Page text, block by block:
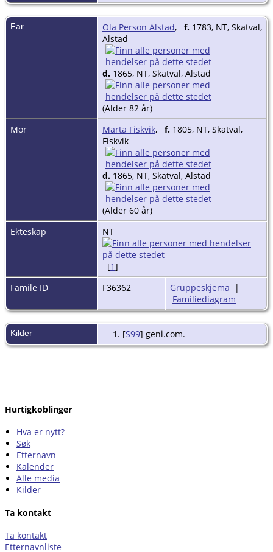
Far Ola Person Alstad, f. 1783, NT, Skatval,
Alstad
d. 1865, NT, Skatval, Alstad
(Alder 82 år)
Mor
Marta Fiskvik, f. 1805, NT, Skatval,
Fiskvik
d. 1865, NT, Skatval, Alstad
(Alder 60 år)
Ekteskap
NT
[1]
Famile ID
F36362 Gruppeskjema |
Familiediagram
Kilder [S99] geni.com.
Hurtigkoblinger
Hva er nytt?
Søk
Etternavn
Kalender
Alle media
Kilder
Ta kontakt
Ta kontakt
Etternavnliste